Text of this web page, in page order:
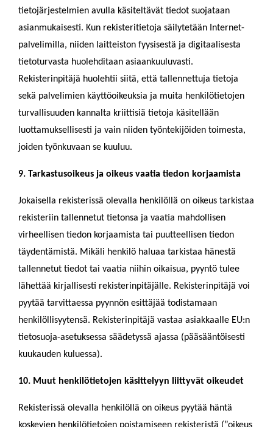
tietojärjestelmien avulla käsiteltävät tiedot suojataan
asianmukaisesti. Kun rekisteritietoja säilytetään Internet-
palvelimilla, niiden laitteiston fyysisestä ja digitaalisesta
tietoturvasta huolehditaan asiaankuuluvasti.
Rekisterinpitäjä huolehtii siitä, että tallennettuja tietoja
sekä palvelimien käyttöoikeuksia ja muita henkilötietojen
turvallisuuden kannalta kriittisiä tietoja käsitellään
luottamuksellisesti ja vain niiden työntekijöiden toimesta,
joiden työnkuvaan se kuuluu.
9. Tarkastusoikeus ja oikeus vaatia tiedon korjaamista
Jokaisella rekisterissä olevalla henkilöllä on oikeus tarkistaa
rekisteriin tallennetut tietonsa ja vaatia mahdollisen
virheellisen tiedon korjaamista tai puutteellisen tiedon
täydentämistä. Mikäli henkilö haluaa tarkistaa hänestä
tallennetut tiedot tai vaatia niihin oikaisua, pyyntö tulee
lähettää kirjallisesti rekisterinpitäjälle. Rekisterinpitäjä voi
pyytää tarvittaessa pyynnön esittäjää todistamaan
henkilöllisyytensä. Rekisterinpitäjä vastaa asiakkaalle EU:n
tietosuoja-asetuksessa säädetyssä ajassa (pääsääntöisesti
kuukauden kuluessa).
10. Muut henkilötietojen käsittelyyn liittyvät oikeudet
Rekisterissä olevalla henkilöllä on oikeus pyytää häntä